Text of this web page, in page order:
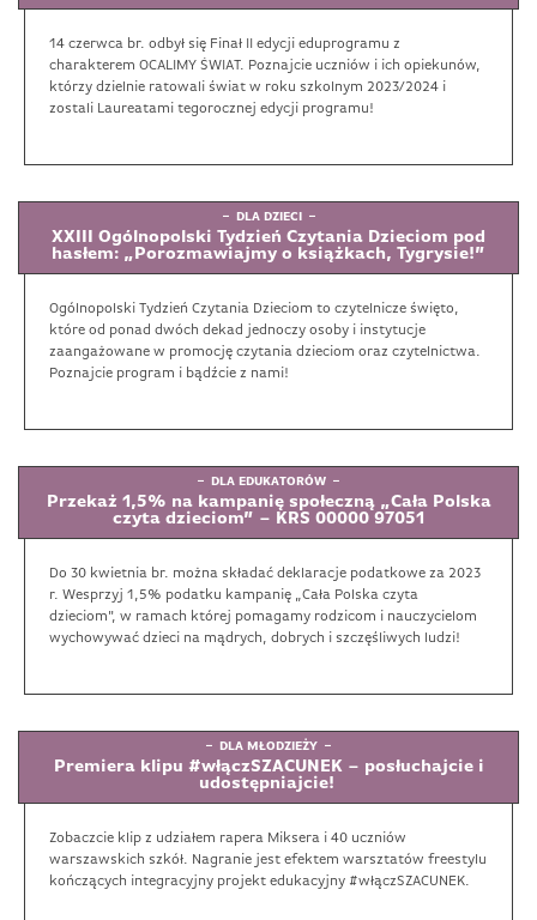
14 czerwca br. odbył się Finał II edycji eduprogramu z
charakterem OCALIMY ŚWIAT. Poznajcie uczniów i ich opiekunów,
którzy dzielnie ratowali świat w roku szkolnym 2023/2024 i
zostali Laureatami tegorocznej edycji programu!
DLA DZIECI
XXIII Ogólnopolski Tydzień Czytania Dzieciom pod
hasłem: „Porozmawiajmy o książkach, Tygrysie!”
Ogólnopolski Tydzień Czytania Dzieciom to czytelnicze święto,
które od ponad dwóch dekad jednoczy osoby i instytucje
zaangażowane w promocję czytania dzieciom oraz czytelnictwa.
Poznajcie program i bądźcie z nami!
DLA EDUKATORÓW
Przekaż 1,5% na kampanię społeczną „Cała Polska
czyta dzieciom” – KRS 00000 97051
Do 30 kwietnia br. można składać deklaracje podatkowe za 2023
r. Wesprzyj 1,5% podatku kampanię „Cała Polska czyta
dzieciom", w ramach której pomagamy rodzicom i nauczycielom
wychowywać dzieci na mądrych, dobrych i szczęśliwych ludzi!
DLA MŁODZIEŻY
Premiera klipu #włączSZACUNEK – posłuchajcie i
udostępniajcie!
Zobaczcie klip z udziałem rapera Miksera i 40 uczniów
warszawskich szkół. Nagranie jest efektem warsztatów freestylu
kończących integracyjny projekt edukacyjny #włączSZACUNEK.